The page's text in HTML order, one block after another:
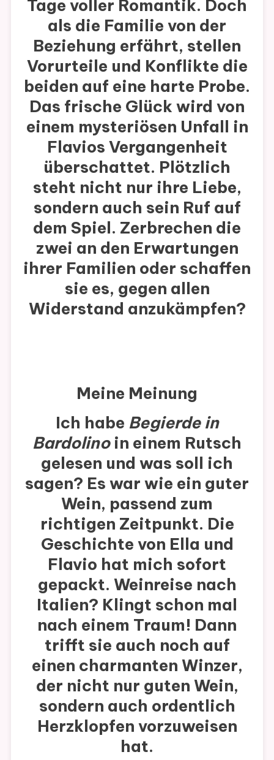
Tage voller Romantik. Doch
als die Familie von der
Beziehung erfährt, stellen
Vorurteile und Konflikte die
beiden auf eine harte Probe.
Das frische Glück wird von
einem mysteriösen Unfall in
Flavios Vergangenheit
überschattet. Plötzlich
steht nicht nur ihre Liebe,
sondern auch sein Ruf auf
dem Spiel. Zerbrechen die
zwei an den Erwartungen
ihrer Familien oder schaffen
sie es, gegen allen
Widerstand anzukämpfen?
Meine Meinung
Ich habe Begierde in
Bardolinoin einem Rutsch
gelesen und was soll ich
sagen? Es war wie ein guter
Wein, passend zum
richtigen Zeitpunkt. Die
Geschichte von Ella und
Flavio hat mich sofort
gepackt. Weinreise nach
Italien? Klingt schon mal
nach einem Traum! Dann
trifft sie auch noch auf
einen charmanten Winzer,
der nicht nur guten Wein,
sondern auch ordentlich
Herzklopfen vorzuweisen
hat.